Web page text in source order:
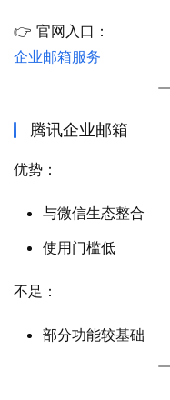
👉 官网入口：
企业邮箱服务
腾讯企业邮箱
优势：
与微信生态整合
使用门槛低
不足：
部分功能较基础